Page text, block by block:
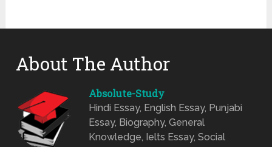
About The Author
Absolute-Study
Hindi Essay, English Essay, Punjabi
Essay, Biography, General
Knowledge, Ielts Essay, Social